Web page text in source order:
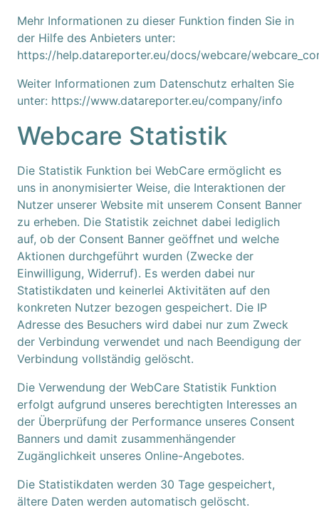
Mehr Informationen zu dieser Funktion finden Sie in
der Hilfe des Anbieters unter:
https://help.datareporter.eu/docs/webcare/
Weiter Informationen zum Datenschutz erhalten Sie
unter: https://www.datareporter.eu/company/info
Webcare Statistik
Die Statistik Funktion bei WebCare ermöglicht es
uns in anonymisierter Weise, die Interaktionen der
Nutzer unserer Website mit unserem Consent Banner
zu erheben. Die Statistik zeichnet dabei lediglich
auf, ob der Consent Banner geöffnet und welche
Aktionen durchgeführt wurden (Zwecke der
Einwilligung, Widerruf). Es werden dabei nur
Statistikdaten und keinerlei Aktivitäten auf den
konkreten Nutzer bezogen gespeichert. Die IP
Adresse des Besuchers wird dabei nur zum Zweck
der Verbindung verwendet und nach Beendigung der
Verbindung vollständig gelöscht.
Die Verwendung der WebCare Statistik Funktion
erfolgt aufgrund unseres berechtigten Interesses an
der Überprüfung der Performance unseres Consent
Banners und damit zusammenhängender
Zugänglichkeit unseres Online-Angebotes.
Die Statistikdaten werden 30 Tage gespeichert,
ältere Daten werden automatisch gelöscht.